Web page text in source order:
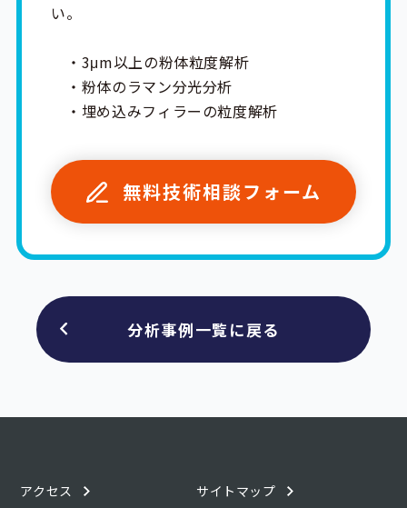
い。
・3μm以上の粉体粒度解析
・粉体のラマン分光分析
・埋め込みフィラーの粒度解析
無料技術相談フォーム
分析事例一覧に戻る
アクセス
サイトマップ